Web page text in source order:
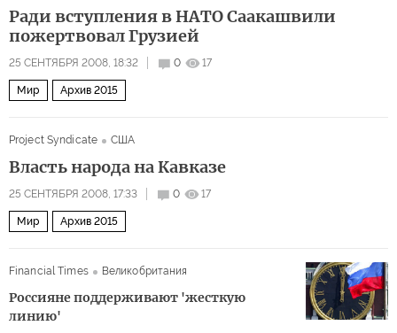
Ради вступления в НАТО Саакашвили
пожертвовал Грузией
25 СЕНТЯБРЯ 2008, 18:32 0 17
Мир Архив 2015
Project Syndicate США
Власть народа на Кавказе
25 СЕНТЯБРЯ 2008, 17:33 0 17
Мир Архив 2015
Financial Times Великобритания
Россияне поддерживают 'жесткую
линию'